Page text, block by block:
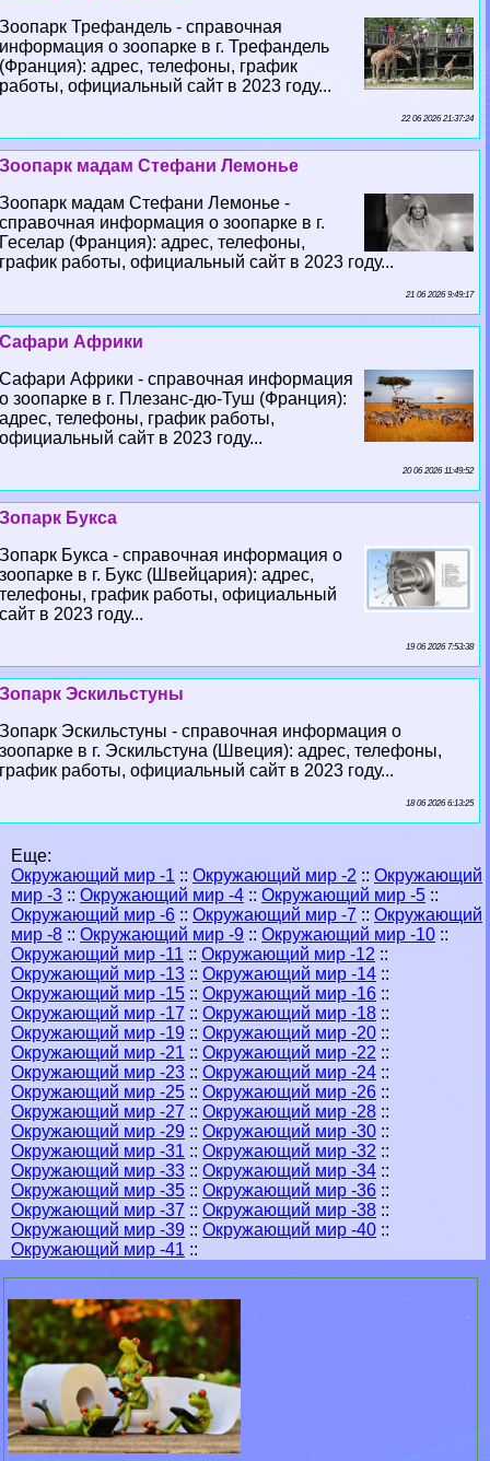
Зоопарк Трефандель - справочная
информация о зоопарке в г. Трефандель
(Франция): адрес, телефоны, график
работы, официальный сайт в 2023 году...
22 06 2026 21:37:24
Зоопарк мадам Стефани Лемонье
Зоопарк мадам Стефани Лемонье -
справочная информация о зоопарке в г.
Геселар (Франция): адрес, телефоны,
график работы, официальный сайт в 2023 году...
21 06 2026 9:49:17
Сафари Африки
Сафари Африки - справочная информация
о зоопарке в г. Плезанс-дю-Туш (Франция):
адрес, телефоны, график работы,
официальный сайт в 2023 году...
20 06 2026 11:49:52
Зопарк Букса
Зопарк Букса - справочная информация о
зоопарке в г. Букс (Швейцария): адрес,
телефоны, график работы, официальный
сайт в 2023 году...
19 06 2026 7:53:38
Зопарк Эскильстуны
Зопарк Эскильстуны - справочная информация о
зоопарке в г. Эскильстуна (Швеция): адрес, телефоны,
график работы, официальный сайт в 2023 году...
18 06 2026 6:13:25
Еще:
Окружающий мир -1 :: Окружающий мир -2 :: Окружающий
мир -3 :: Окружающий мир -4 :: Окружающий мир -5 ::
Окружающий мир -6 :: Окружающий мир -7 :: Окружающий
мир -8 :: Окружающий мир -9 :: Окружающий мир -10 ::
Окружающий мир -11 :: Окружающий мир -12 ::
Окружающий мир -13 :: Окружающий мир -14 ::
Окружающий мир -15 :: Окружающий мир -16 ::
Окружающий мир -17 :: Окружающий мир -18 ::
Окружающий мир -19 :: Окружающий мир -20 ::
Окружающий мир -21 :: Окружающий мир -22 ::
Окружающий мир -23 :: Окружающий мир -24 ::
Окружающий мир -25 :: Окружающий мир -26 ::
Окружающий мир -27 :: Окружающий мир -28 ::
Окружающий мир -29 :: Окружающий мир -30 ::
Окружающий мир -31 :: Окружающий мир -32 ::
Окружающий мир -33 :: Окружающий мир -34 ::
Окружающий мир -35 :: Окружающий мир -36 ::
Окружающий мир -37 :: Окружающий мир -38 ::
Окружающий мир -39 :: Окружающий мир -40 ::
Окружающий мир -41 ::